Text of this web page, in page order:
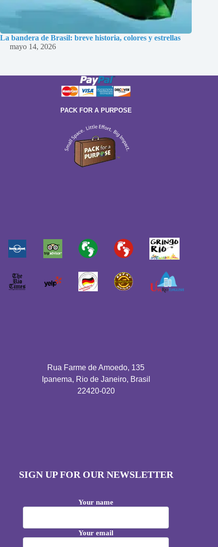
La bandera de Brasil: breve historia, colores y estrellas
mayo 14, 2026
PACK FOR A PURPOSE
Rua Farme de Amoedo, 135
Ipanema, Rio de Janeiro, Brasil
22420-020
SIGN UP FOR OUR NEWSLETTER
Your name
Your email